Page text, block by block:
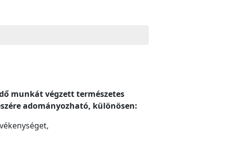
munkát végzett természetes
adományozható, különösen: